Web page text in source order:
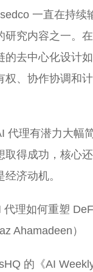
一直在持续
究内容之一。在
的去中心化设计
、协作协调和
代理有潜力大幅
取得成功，核心
济动机。
代理如何重塑
Ahamadeen）
的《AI